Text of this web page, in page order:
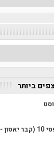
ביותר
קבר שודד הים מרחוב אלפסי 10 (קבר יאסון -